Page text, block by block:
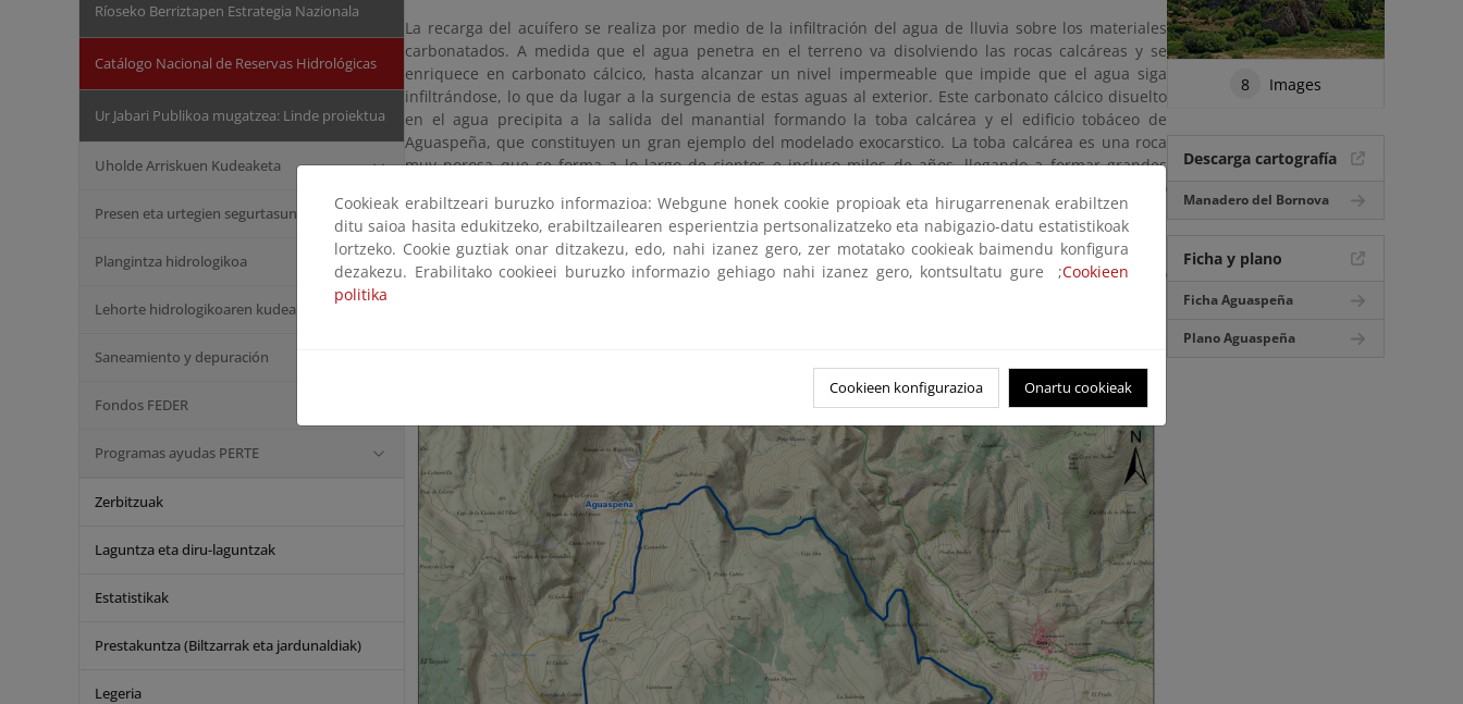
Ríoseko Berriztapen Estrategia Nazionala
Catálogo Nacional de Reservas Hidrológicas
Ur Jabari Publikoa mugatzea: Linde proiektua
Uholde Arriskuen Kudeaketa
Presen eta urtegien segurtasuna
Plangintza hidrologikoa
Lehorte hidrologikoaren kudeaketa
Saneamiento y depuración
Fondos FEDER
Programas ayudas PERTE
Zerbitzuak
Laguntza eta diru-laguntzak
Estatistikak
Prestakuntza (Biltzarrak eta jardunaldiak)
Legeria
La recarga del acuífero se realiza por medio de la infiltración del agua de lluvia sobre los materiales
carbonatados. A medida que el agua penetra en el terreno va disolviendo las rocas calcáreas y se
enriquece en carbonato cálcico, hasta alcanzar un nivel impermeable que impide que el agua siga
infiltrándose, lo que da lugar a la surgencia de estas aguas al exterior. Este carbonato cálcico disuelto
en el agua precipita a la salida del manantial formando la toba calcárea y el edificio tobáceo de
Aguaspeña, que constituyen un gran ejemplo del modelado exocarstico. La toba calcárea es una roca
muy porosa que se forma a lo largo de cientos e incluso miles de años, llegando a formar grandes
edificios tobáceos como el de Aguaspeña, recubiertos frecuentemente por musgos calcícolas (tipo
anzuelo rizado y saxifraga dorada), así como por diversos tipos de vegetación asociada.
El caudal drenado por el manantial de Aguaspeña, aproximadamente 30 l/s, está condicionado por el
funcionamiento kárstico del acuífero, por la precipitación según el carácter del año hidrológico
8 Images
Descarga cartografía
Manadero del Bornova
Ficha y plano
Ficha Aguaspeña
Plano Aguaspeña
Cookieak erabiltzeari buruzko informazioa: Webgune honek cookie propioak eta hirugarrenenak erabiltzen
ditu saioa hasita edukitzeko, erabiltzailearen esperientzia pertsonalizatzeko eta nabigazio-datu estatistikoak
lortzeko. Cookie guztiak onar ditzakezu, edo, nahi izanez gero, zer motatako cookieak baimendu konfigura
dezakezu. Erabilitako cookieei buruzko informazio gehiago nahi izanez gero, kontsultatu gure ;Cookieen
politika
Cookieen konfigurazioa Onartu cookieak